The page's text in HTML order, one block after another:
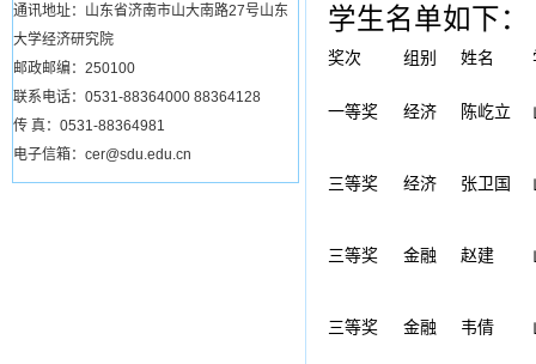
通讯地址：山东省济南市山大南路27号山东
大学经济研究院
邮政邮编：250100
联系电话：0531-88364000 88364128
传 真：0531-88364981
电子信箱：cer@sdu.edu.cn
学生名单如下：
奖次 组别 姓名
一等奖 经济 陈屹立
三等奖 经济 张卫国
三等奖 金融 赵建
三等奖 金融 韦倩